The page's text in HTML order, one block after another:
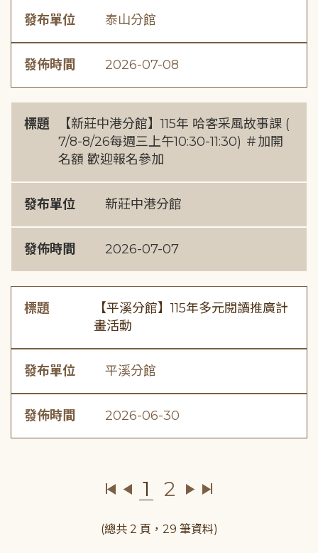
發布單位 泰山分館
發佈時間 2026-07-08
標題
【新莊中港分館】115年 哈客采風故事課 (
7/8-8/26每週三上午10:30-11:30) ＃加開
名額 歡迎報名參加
發布單位 新莊中港分館
發佈時間 2026-07-07
標題
【平溪分館】115年多元閱讀推廣計
畫活動
發布單位 平溪分館
發佈時間 2026-06-30
1 2
(總共 2 頁，29 筆資料)